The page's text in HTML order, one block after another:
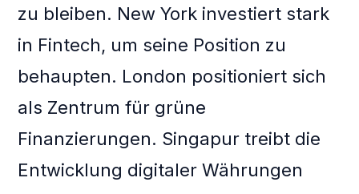
zu bleiben. New York investiert stark
in Fintech, um seine Position zu
behaupten. London positioniert sich
als Zentrum für grüne
Finanzierungen. Singapur treibt die
Entwicklung digitaler Währungen